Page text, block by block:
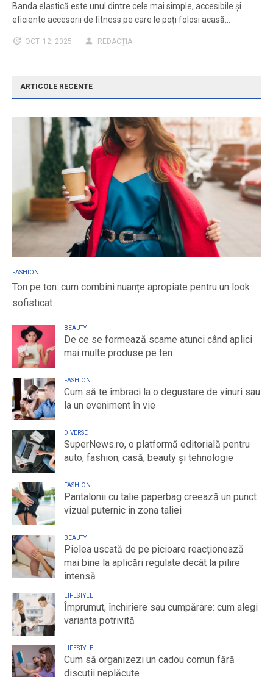
Banda elastică este unul dintre cele mai simple, accesibile și
eficiente accesorii de fitness pe care le poți folosi acasă…
OCT. 12, 2025 REDACȚIA
ARTICOLE RECENTE
FASHION
Ton pe ton: cum combini nuanțe apropiate pentru un look
sofisticat
BEAUTY
De ce se formează scame atunci când aplici
mai multe produse pe ten
FASHION
Cum să te îmbraci la o degustare de vinuri sau
la un eveniment în vie
DIVERSE
SuperNews.ro, o platformă editorială pentru
auto, fashion, casă, beauty și tehnologie
FASHION
Pantalonii cu talie paperbag creează un punct
vizual puternic în zona taliei
BEAUTY
Pielea uscată de pe picioare reacționează
mai bine la aplicări regulate decât la pilire
intensă
LIFESTYLE
Împrumut, închiriere sau cumpărare: cum alegi
varianta potrivită
LIFESTYLE
Cum să organizezi un cadou comun fără
discuții neplăcute